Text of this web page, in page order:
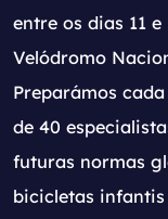
entre os dias 11
Velódromo
Preparámos
de 40
futuras normas
bicicletas